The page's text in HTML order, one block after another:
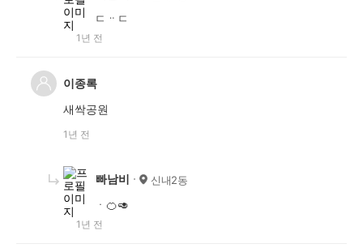
ㄷᆢㄷ
1년 전
이종록
새싹공원
1년 전
빠남비 신내2동
ㆍ🍊🥑
1년 전